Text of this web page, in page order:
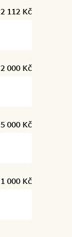
2 112 Kč
2 000 Kč
5 000 Kč
1 000 Kč